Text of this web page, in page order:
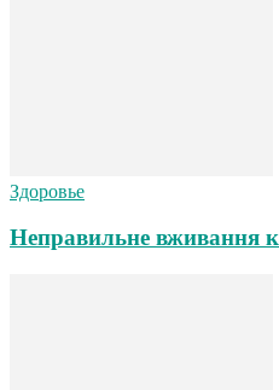
Здоровье
Неправильне вживання